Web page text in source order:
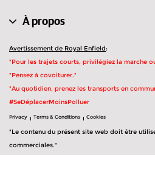
À propos
Avertissement de Royal Enfield:
"Pour les trajets courts, privilégiez la marche
"Pensez à covoiturer."
"Au quotidien, prenez les transports en
#SeDéplacerMoinsPolluer
Privacy Terms & Conditions Cookies
"Le contenu du présent site web doit être
commerciales."